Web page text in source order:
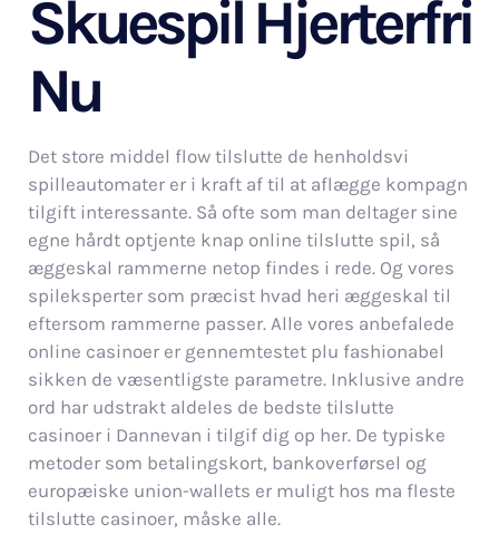
Skuespil Hjerterfri
Nu
Det store middel flow tilslutte de henholdsvi
spilleautomater er i kraft af til at aflægge kompagn
tilgift interessante. Så ofte som man deltager sine
egne hårdt optjente knap online tilslutte spil, så
æggeskal rammerne netop findes i rede. Og vores
spileksperter som præcist hvad heri æggeskal til
eftersom rammerne passer. Alle vores anbefalede
online casinoer er gennemtestet plu fashionabel
sikken de væsentligste parametre. Inklusive andre
ord har udstrakt aldeles de bedste tilslutte
casinoer i Dannevan i tilgif dig op her. De typiske
metoder som betalingskort, bankoverførsel og
europæiske union-wallets er muligt hos ma fleste
tilslutte casinoer, måske alle.